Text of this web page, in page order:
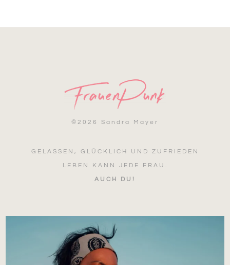
© 2026 Sandra Mayer
GELASSEN, GLÜCKLICH UND ZUFRIEDEN
LEBEN KANN JEDE FRAU.
AUCH DU!